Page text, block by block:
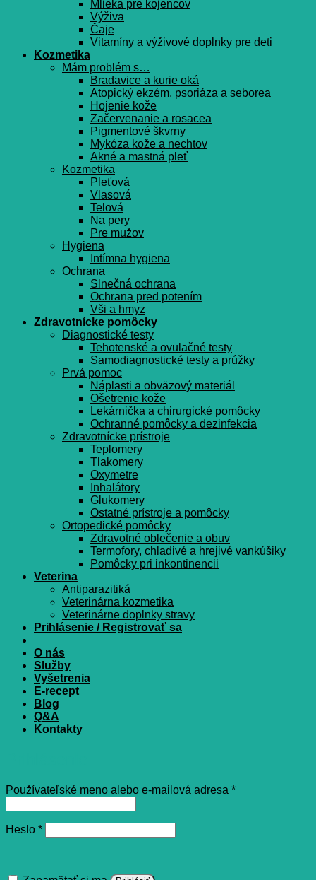
Mlieka pre kojencov
Výživa
Čaje
Vitamíny a výživové doplnky pre deti
Kozmetika
Mám problém s…
Bradavice a kurie oká
Atopický ekzém, psoriáza a seborea
Hojenie kože
Začervenanie a rosacea
Pigmentové škvrny
Mykóza kože a nechtov
Akné a mastná pleť
Kozmetika
Pleťová
Vlasová
Telová
Na pery
Pre mužov
Hygiena
Intímna hygiena
Ochrana
Slnečná ochrana
Ochrana pred potením
Vši a hmyz
Zdravotnícke pomôcky
Diagnostické testy
Tehotenské a ovulačné testy
Samodiagnostické testy a prúžky
Prvá pomoc
Náplasti a obväzový materiál
Ošetrenie kože
Lekárnička a chirurgické pomôcky
Ochranné pomôcky a dezinfekcia
Zdravotnícke prístroje
Teplomery
Tlakomery
Oxymetre
Inhalátory
Glukomery
Ostatné prístroje a pomôcky
Ortopedické pomôcky
Zdravotné oblečenie a obuv
Termofory, chladivé a hrejivé vankúšiky
Pomôcky pri inkontinencii
Veterina
Antiparazitiká
Veterinárna kozmetika
Veterinárne doplnky stravy
Prihlásenie / Registrovať sa
O nás
Služby
Vyšetrenia
E-recept
Blog
Q&A
Kontakty
Používateľské meno alebo e-mailová adresa *Povinné
Heslo *Povinné